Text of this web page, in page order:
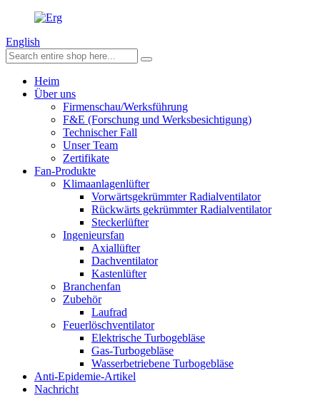
English
Heim
Über uns
Firmenschau/Werksführung
F&E (Forschung und Werksbesichtigung)
Technischer Fall
Unser Team
Zertifikate
Fan-Produkte
Klimaanlagenlüfter
Vorwärtsgekrümmter Radialventilator
Rückwärts gekrümmter Radialventilator
Steckerlüfter
Ingenieursfan
Axiallüfter
Dachventilator
Kastenlüfter
Branchenfan
Zubehör
Laufrad
Feuerlöschventilator
Elektrische Turbogebläse
Gas-Turbogebläse
Wasserbetriebene Turbogebläse
Anti-Epidemie-Artikel
Nachricht